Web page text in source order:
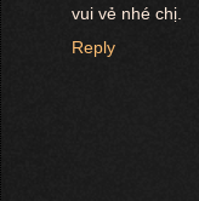
vui vẻ nhé chị.
Reply